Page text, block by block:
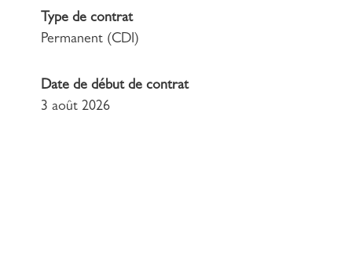
Type de contrat
Permanent (CDI)
Date de début de contrat
3 août 2026